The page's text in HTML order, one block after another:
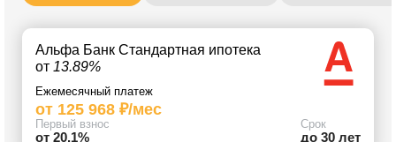
Альфа Банк Стандартная ипотека
от 13.89%
Ежемесячный платеж
от 125 968 ₽/мес
Первый взнос
от 20.1%
Срок
до 30 лет